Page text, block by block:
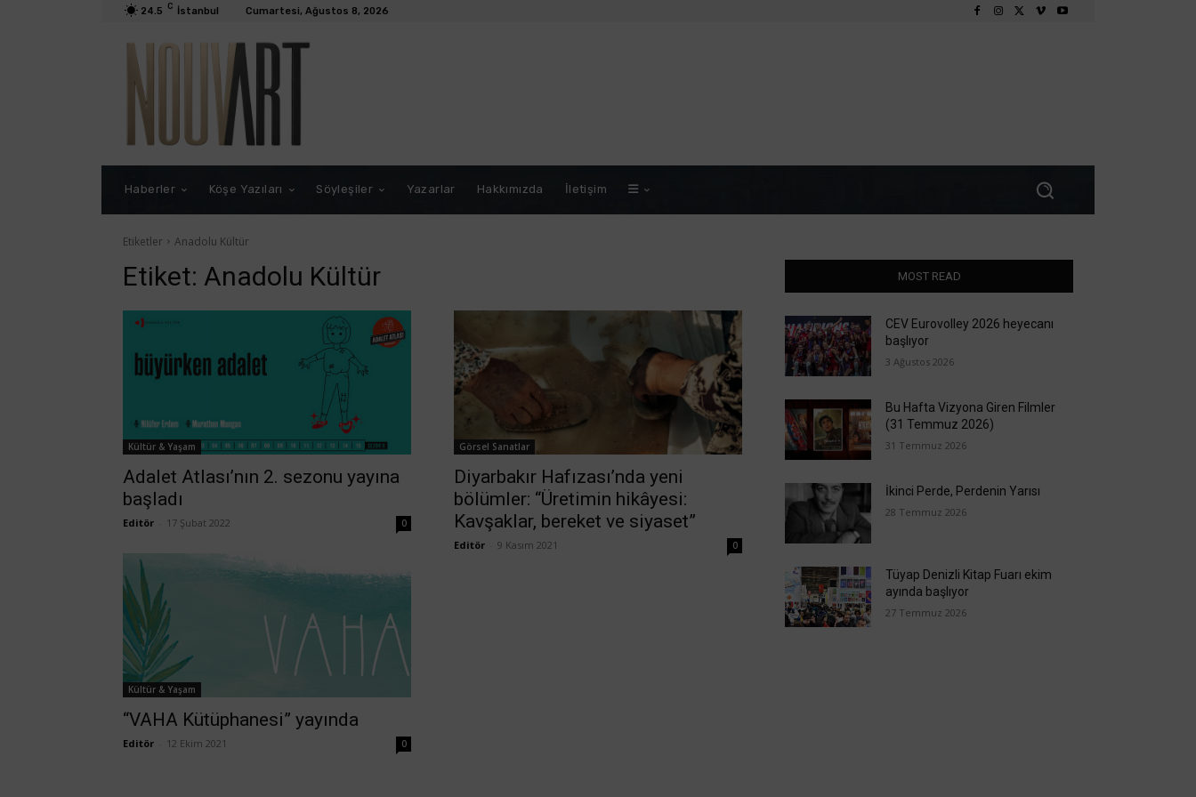
24.5 C İstanbul Cumartesi, Ağustos 8, 2026
Haberler Köşe Yazıları Söyleşiler Yazarlar Hakkımızda İletişim
Etiketler Anadolu Kültür
Etiket: Anadolu Kültür
Kültür & Yaşam
Adalet Atlası’nın 2. sezonu yayına
başladı
Editör 17 Şubat 2022 0
Görsel Sanatlar
Diyarbakır Hafızası’nda yeni
bölümler: “Üretimin hikâyesi:
Kavşaklar, bereket ve siyaset”
Editör 9 Kasım 2021 0
Kültür & Yaşam
“VAHA Kütüphanesi” yayında
Editör 12 Ekim 2021 0
MOST READ
CEV Eurovolley 2026 heyecanı
başlıyor
3 Ağustos 2026
Bu Hafta Vizyona Giren Filmler
(31 Temmuz 2026)
31 Temmuz 2026
İkinci Perde, Perdenin Yarısı
28 Temmuz 2026
Tüyap Denizli Kitap Fuarı ekim
ayında başlıyor
27 Temmuz 2026